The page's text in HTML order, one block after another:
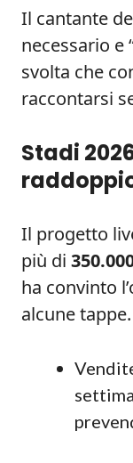
Il cantante
necessario e
svolta che
raccontarsi
Stadi
Il progetto
più di
ha convinto
alcune tappe.